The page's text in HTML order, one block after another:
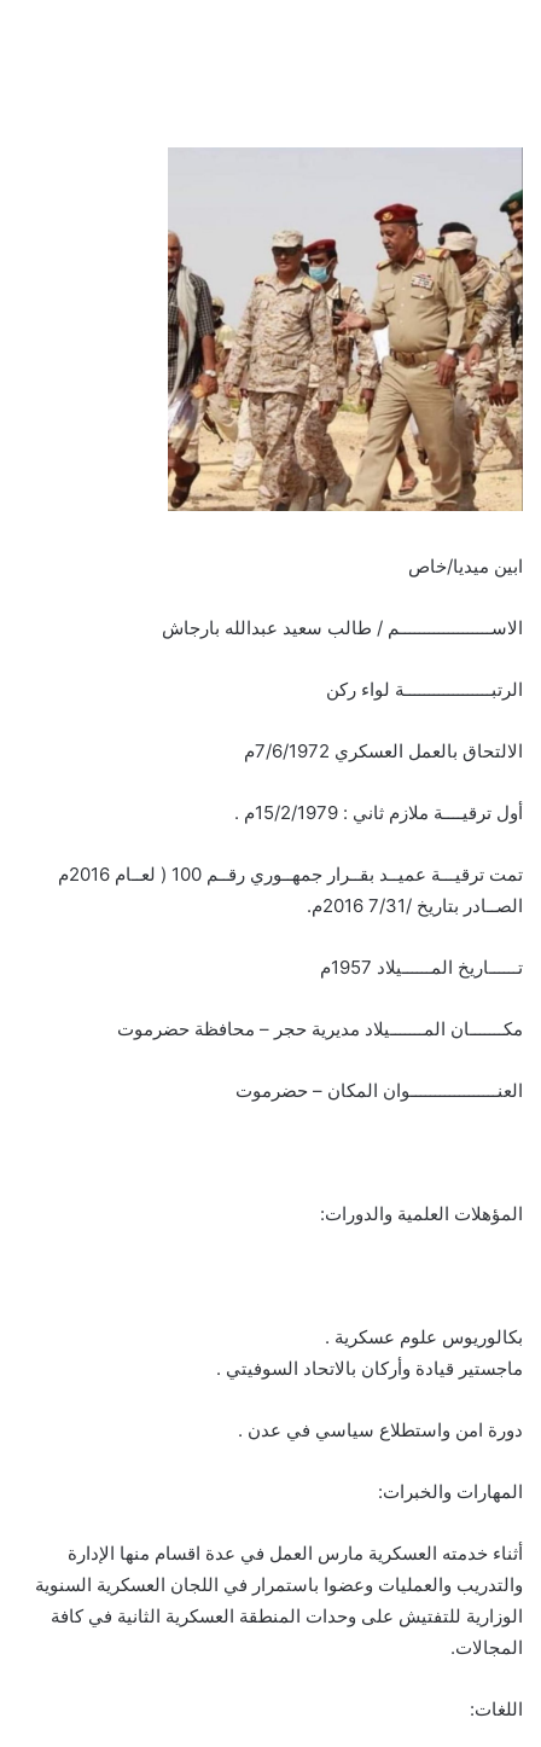
ابين ميديا/خاص
الاســـــــــــــــــــم / طالب سعيد عبدالله بارجاش
الرتبــــــــــــــــــة لواء ركن
الالتحاق بالعمل العسكري 7/6/1972م
أول ترقيــــة ملازم ثاني : 15/2/1979م .
تمت ترقيـــة عميــد بقــرار جمهــوري رقــم 100 ( لعــام 2016م
الصــادر بتاريخ /7/31 2016م.
تــــــاريخ المــــــيلاد 1957م
مكـــــــان المـــــــيلاد مديرية حجر – محافظة حضرموت
العنــــــــــــــــــوان المكان – حضرموت
المؤهلات العلمية والدورات:
بكالوريوس علوم عسكرية .
ماجستير قيادة وأركان بالاتحاد السوفيتي .
دورة امن واستطلاع سياسي في عدن .
المهارات والخبرات:
أثناء خدمته العسكرية مارس العمل في عدة اقسام منها الإدارة
والتدريب والعمليات وعضوا باستمرار في اللجان العسكرية السنوية
الوزارية للتفتيش على وحدات المنطقة العسكرية الثانية في كافة
المجالات.
اللغات: